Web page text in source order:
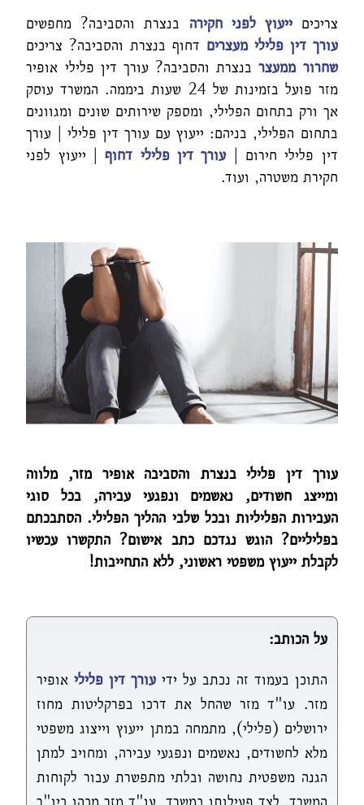
צריכיםייעוץ לפני חקירה בנצרת והסביבה? מחפשים
עורך דין פלילי מעצרים דחוף בנצרת והסביבה? צריכים
שחרור ממעצרבנצרת והסביבה? עורך דין פלילי אופיר
מזר פועל בזמינות של 24 שעות ביממה. המשרד עוסק
אך ורק בתחום הפלילי, ומספק שירותים שונים ומגוונים
בתחום הפלילי, בניהם: ייעוץ עם עורך דין פלילי | עורך
דין פלילי חירום | עורך דין פלילי דחוף| ייעוץ לפני
חקירת משטרה, ועוד.
עורך דין פלילי בנצרת והסביבה אופיר מזר, מלווה
ומייצג חשודים, נאשמים ונפגעי עבירה, בכל סוגי
העבירות הפליליות ובכל שלבי ההליך הפלילי. הסתבכתם
בפליליים? הוגש נגדכם כתב אישום? התקשרו עכשיו
לקבלת ייעוץ משפטי ראשוני, ללא התחייבות!
על הכותב:
התוכן בעמוד זה נכתב על ידי עורך דין פליליאופיר
מזר. עו"ד מזר שהחל את דרכו בפרקליטות מחוז
ירושלים (פלילי), מתמחה במתן ייעוץ וייצוג משפטי
מלא לחשודים, נאשמים ונפגעי עבירה, ומחויב למתן
הגנה משפטית נחושה ובלתי מתפשרת עבור לקוחות